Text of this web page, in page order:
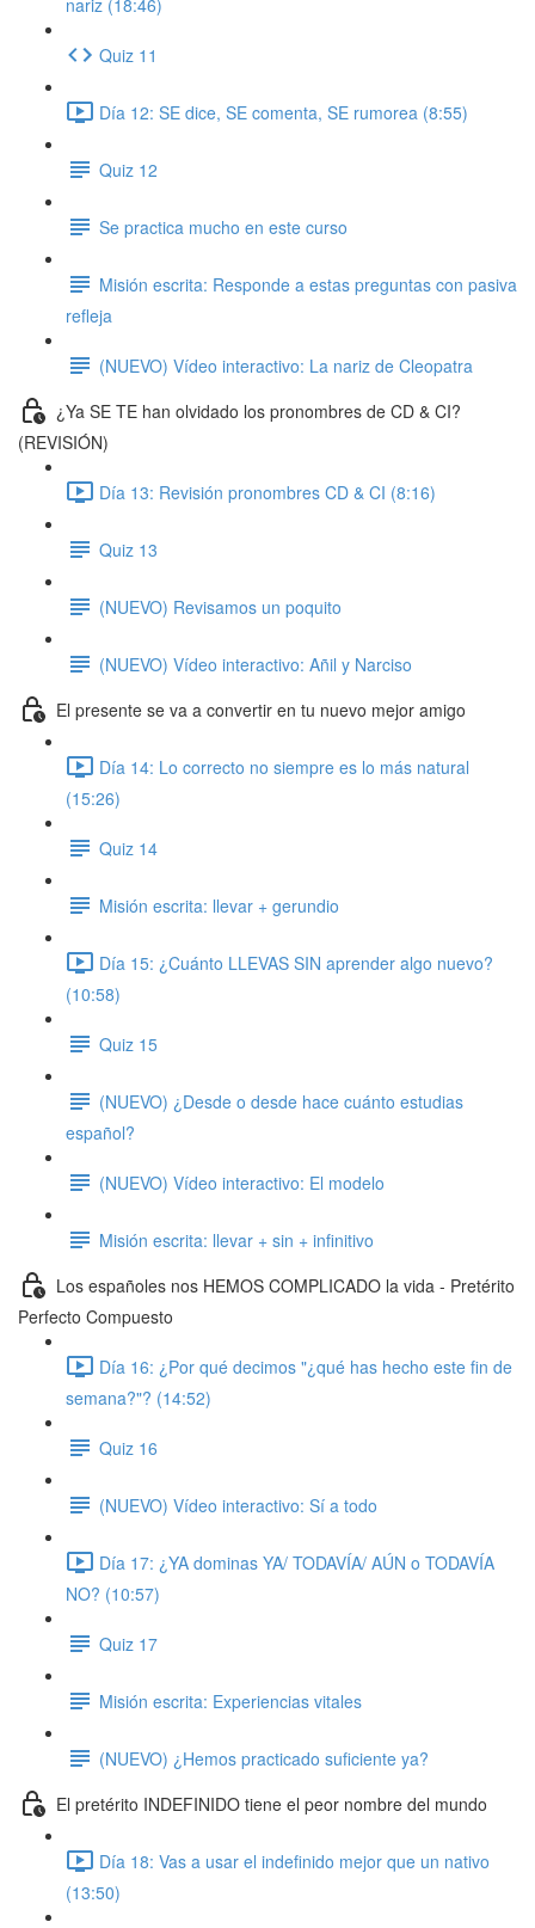
nariz (18:46)
Quiz 11
Día 12: SE dice, SE comenta, SE rumorea (8:55)
Quiz 12
Se practica mucho en este curso
Misión escrita: Responde a estas preguntas con pasiva
refleja
(NUEVO) Vídeo interactivo: La nariz de Cleopatra
¿Ya SE TE han olvidado los pronombres de CD & CI?
(REVISIÓN)
Día 13: Revisión pronombres CD & CI (8:16)
Quiz 13
(NUEVO) Revisamos un poquito
(NUEVO) Vídeo interactivo: Añil y Narciso
El presente se va a convertir en tu nuevo mejor amigo
Día 14: Lo correcto no siempre es lo más natural
(15:26)
Quiz 14
Misión escrita: llevar + gerundio
Día 15: ¿Cuánto LLEVAS SIN aprender algo nuevo?
(10:58)
Quiz 15
(NUEVO) ¿Desde o desde hace cuánto estudias
español?
(NUEVO) Vídeo interactivo: El modelo
Misión escrita: llevar + sin + infinitivo
Los españoles nos HEMOS COMPLICADO la vida - Pretérito
Perfecto Compuesto
Día 16: ¿Por qué decimos "¿qué has hecho este fin de
semana?"? (14:52)
Quiz 16
(NUEVO) Vídeo interactivo: Sí a todo
Día 17: ¿YA dominas YA/ TODAVÍA/ AÚN o TODAVÍA
NO? (10:57)
Quiz 17
Misión escrita: Experiencias vitales
(NUEVO) ¿Hemos practicado suficiente ya?
El pretérito INDEFINIDO tiene el peor nombre del mundo
Día 18: Vas a usar el indefinido mejor que un nativo
(13:50)